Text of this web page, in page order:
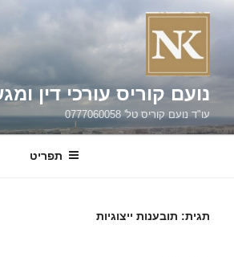
דילוג
נועם קוריס עורכי דין
עו"ד נועם קוריס טל' 0777060058
תפריט
תגית: תובענות ייצוגיות